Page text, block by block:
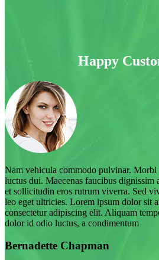
Happy
Nam vehicula commodo pulvinar. Morbi
luctus dui. Maecenas faucibus dignissim
et sollicitudin eros rutrum viverra. Sed
leo eget ultricies. Lorem ipsum dolor sit
consectetur adipiscing elit. Aliquam
dolor id odio luctus, a condimentum
Bernadette Chapman